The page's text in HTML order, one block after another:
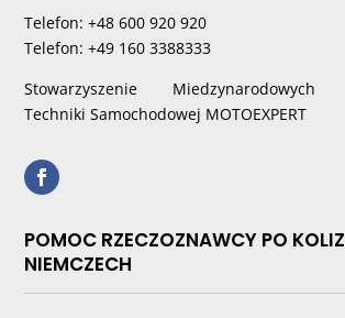
Telefon: +48 600 920 920
Telefon: +49 160 3388333
Stowarzyszenie Miedzynarodowych
Techniki Samochodowej MOTOEXPERT
POMOC RZECZOZNAWCY PO
NIEMCZECH